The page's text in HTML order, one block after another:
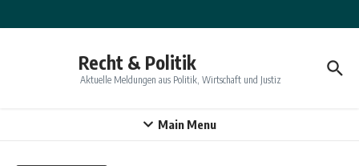
Recht & Politik
Aktuelle Meldungen aus Politik, Wirtschaft und Justiz
Main Menu